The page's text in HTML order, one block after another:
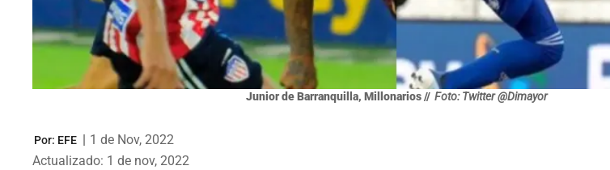
Junior de Barranquilla, Millonarios // Foto: Twitter @Dimayor
Por: EFE | 1 de Nov, 2022
Actualizado: 1 de nov, 2022